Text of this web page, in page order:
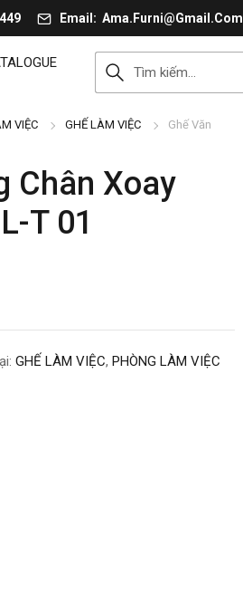
Email Ama.Furni@Gmail.Com
VIỆC GHẾ LÀM VIỆC
Ghế Văn
Chân Xoay
T 01
GHẾ LÀM VIỆC, PHÒNG LÀM VIỆC